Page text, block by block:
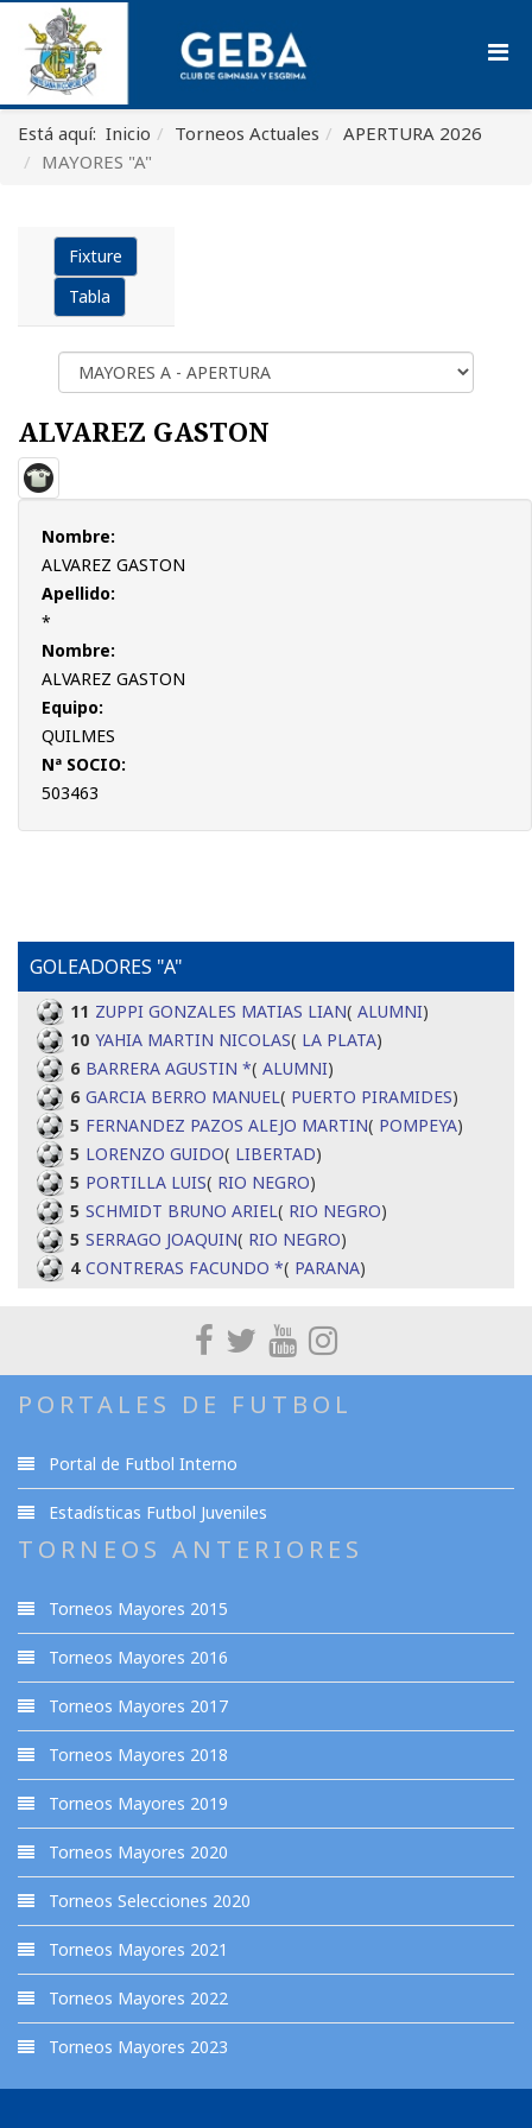
Está aquí: Inicio Torneos Actuales
APERTURA 2026
MAYORES "A"
Fixture
Tabla
ALVAREZ GASTON
Nombre:
ALVAREZ GASTON
Apellido:
*
Nombre:
ALVAREZ GASTON
Equipo:
QUILMES
Nª SOCIO:
503463
GOLEADORES "A"
11 ZUPPI GONZALES MATIAS LIAN( ALUMNI)
10 YAHIA MARTIN NICOLAS( LA PLATA)
6 BARRERA AGUSTIN *( ALUMNI)
6 GARCIA BERRO MANUEL( PUERTO PIRAMIDES)
5 FERNANDEZ PAZOS ALEJO MARTIN( POMPEYA)
5 LORENZO GUIDO( LIBERTAD)
5 PORTILLA LUIS( RIO NEGRO)
5 SCHMIDT BRUNO ARIEL( RIO NEGRO)
5 SERRAGO JOAQUIN( RIO NEGRO)
4 CONTRERAS FACUNDO *( PARANA)
PORTALES DE FUTBOL
Portal de Futbol Interno
Estadísticas Futbol Juveniles
TORNEOS ANTERIORES
Torneos Mayores 2015
Torneos Mayores 2016
Torneos Mayores 2017
Torneos Mayores 2018
Torneos Mayores 2019
Torneos Mayores 2020
Torneos Selecciones 2020
Torneos Mayores 2021
Torneos Mayores 2022
Torneos Mayores 2023